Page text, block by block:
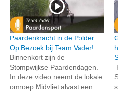
Paardenkracht in de Polder:
Op Bezoek bij Team Vader!
Binnenkort zijn de
Stompwijkse Paardendagen.
In deze video neemt de lokale
omroep Midvliet alvast een